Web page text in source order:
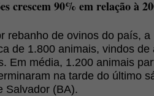
crescem 90% em relação à
rebanho de ovinos do país,
de 1.800 animais, vindos
Em média, 1.200 animais
na tarde do último
Salvador (BA).